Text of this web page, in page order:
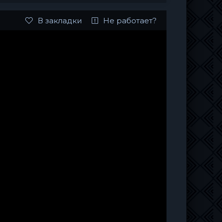
В закладки Не работает?